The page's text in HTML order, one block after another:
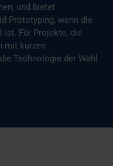
und bietet
Prototyping, wenn die
ist. Für Projekte, die
mit kurzen
Technologie der Wahl